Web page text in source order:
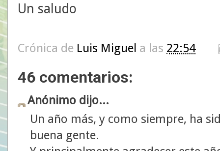
Un saludo
Crónica de Luis Miguel a las 22:54
46 comentarios:
Anónimo dijo...
Un año más, y como siempre, ha
buena gente.